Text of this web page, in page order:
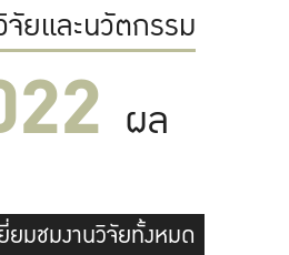
จัยและนวัตกรรม
ผล
ยมชมงานวิจัยทั้งหมด